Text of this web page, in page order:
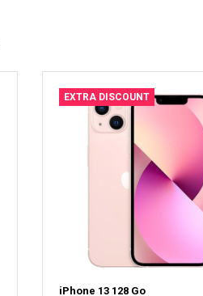
EXTRA DISCOUNT
iPhone 13 128 Go